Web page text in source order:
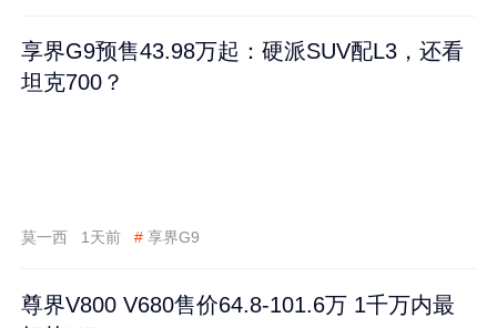
享界G9预售43.98万起：硬派SUV配L3，还看
坦克700？
莫一西 1天前 # 享界G9
尊界V800 V680售价64.8-101.6万 1千万内最